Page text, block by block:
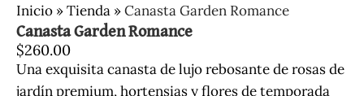
Inicio »Tienda »Canasta Garden Romance
Canasta Garden Romance
$260.00
Una exquisita canasta de lujo rebosante de rosas de
jardín premium, hortensias y flores de temporada